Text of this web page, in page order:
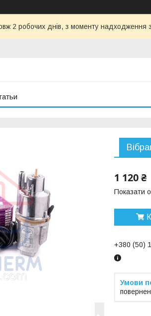
2 робочих днів, з моменту надходження
1 120 ₴
Показати
+380 (50)